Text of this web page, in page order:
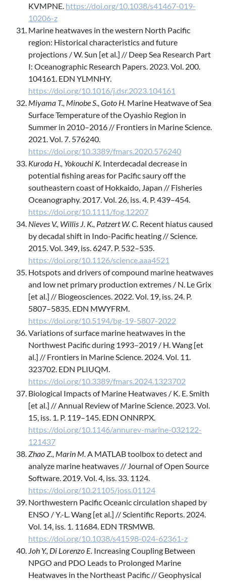
KVMPNE. https://doi.org/10.1038/s41467-019-
10206-z
Marine heatwaves in the western North Pacific
region: Historical characteristics and future
projections / W. Sun [et al.] // Deep Sea Research Part
I: Oceanographic Research Papers. 2023. Vol. 200.
104161. EDN YLMNHY.
https://doi.org/10.1016/j.dsr.2023.104161
Miyama T., Minobe S., Goto H. Marine Heatwave of Sea
Surface Temperature of the Oyashio Region in
Summer in 2010–2016 // Frontiers in Marine Science.
2021. Vol. 7. 576240.
https://doi.org/10.3389/fmars.2020.576240
Kuroda H., Yokouchi K. Interdecadal decrease in
potential fishing areas for Pacific saury off the
southeastern coast of Hokkaido, Japan // Fisheries
Oceanography. 2017. Vol. 26, iss. 4. P. 439–454.
https://doi.org/10.1111/fog.12207
Nieves V., Willis J. K., Patzert W. C. Recent hiatus caused
by decadal shift in Indo-Pacific heating // Science.
2015. Vol. 349, iss. 6247. P. 532–535.
https://doi.org/10.1126/science.aaa4521
Hotspots and drivers of compound marine heatwaves
and low net primary production extremes / N. Le Grix
[et al.] // Biogeosciences. 2022. Vol. 19, iss. 24. P.
5807–5835. EDN MWYFRM.
https://doi.org/10.5194/bg-19-5807-2022
Variations of surface marine heatwaves in the
Northwest Pacific during 1993–2019 / H. Wang [et
al.] // Frontiers in Marine Science. 2024. Vol. 11.
323702. EDN PLIUQM.
https://doi.org/10.3389/fmars.2024.1323702
Biological Impacts of Marine Heatwaves / K. E. Smith
[et al.] // Annual Review of Marine Science. 2023. Vol.
15, iss. 1. P. 119–145. EDN ONNRPX.
https://doi.org/10.1146/annurev-marine-032122-
121437
Zhao Z., Marin M.A MATLAB toolbox to detect and
analyze marine heatwaves // Journal of Open Source
Software. 2019. Vol. 4, iss. 33. 1124.
https://doi.org/10.21105/joss.01124
Northwestern Pacific Oceanic circulation shaped by
ENSO / Y.-L. Wang [et al.] // Scientific Reports. 2024.
Vol. 14, iss. 1. 11684. EDN TRSMWB.
https://doi.org/10.1038/s41598-024-62361-z
Joh Y., Di Lorenzo E. Increasing Coupling Between
NPGO and PDO Leads to Prolonged Marine
Heatwaves in the Northeast Pacific // Geophysical